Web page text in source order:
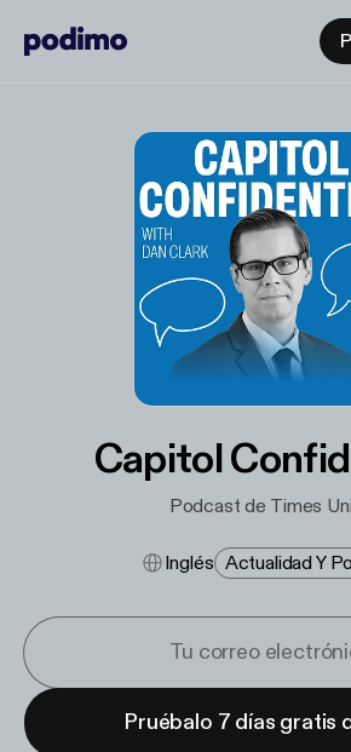
Capitol
Podcast de Times
Inglés Actualidad Y
Pruébalo 7 días gratis